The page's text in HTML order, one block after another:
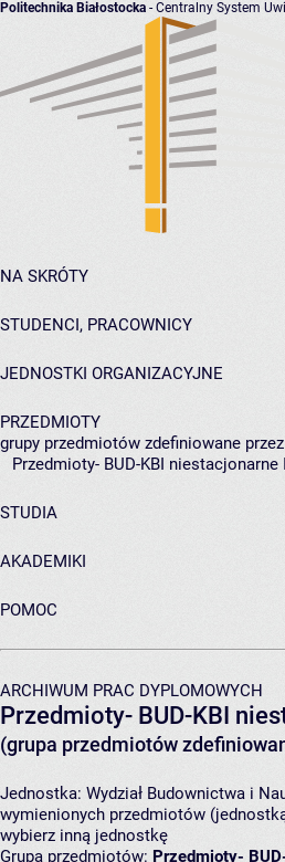
Politechnika Białostocka - Centralny System
NA SKRÓTY
STUDENCI, PRACOWNICY
JEDNOSTKI ORGANIZACYJNE
PRZEDMIOTY
grupy przedmiotów zdefiniowane
Przedmioty- BUD-KBI
STUDIA
AKADEMIKI
POMOC
ARCHIWUM PRAC DYPLOMOWYCH
Przedmioty- BUD-KBI
(grupa przedmiotów
Jednostka: Wydział Budownictwa i
wymienionych przedmiotów
wybierz inną jednostkę
Grupa przedmiotów: Przedmioty-